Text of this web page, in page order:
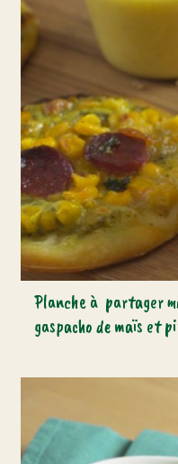
Planche à partager
gaspacho de maïs et